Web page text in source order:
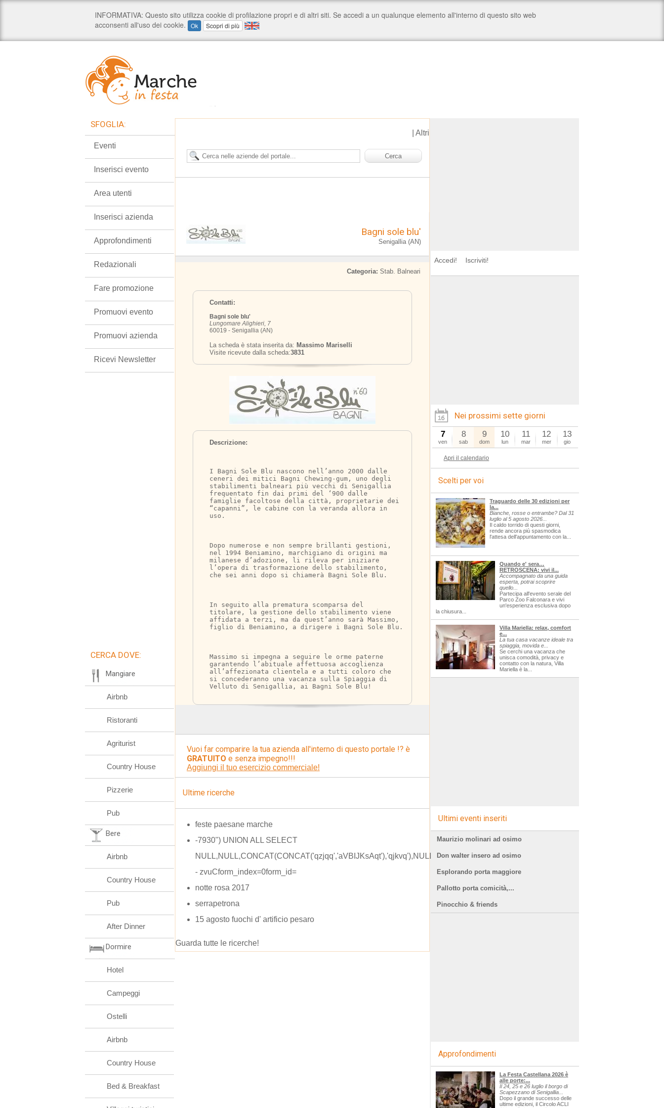
Altri
Bagni sole blu'
Senigallia (AN)
Categoria: Stab. Balneari
Contatti:
Bagni sole blu'
Lungomare Alighieri, 7
60019 - Senigallia (AN)
La scheda è stata inserita da: Massimo Mariselli
Visite ricevute dalla scheda:3831
Descrizione:
I Bagni Sole Blu nascono nell’anno 2000 dalle
ceneri dei mitici Bagni Chewing-gum, uno degli
stabilimenti balneari più vecchi di Senigallia
frequentato fin dai primi del ‘900 dalle
famiglie facoltose della città, proprietarie dei
“capanni”, le cabine con la veranda allora in
uso.
Dopo numerose e non sempre brillanti gestioni,
nel 1994 Beniamino, marchigiano di origini ma
milanese d’adozione, li rileva per iniziare
l’opera di trasformazione dello stabilimento,
che sei anni dopo si chiamerà Bagni Sole Blu.
In seguito alla prematura scomparsa del
titolare, la gestione dello stabilimento viene
affidata a terzi, ma da quest’anno sarà Massimo,
figlio di Beniamino, a dirigere i Bagni Sole Blu.
Massimo si impegna a seguire le orme paterne
garantendo l’abituale affettuosa accoglienza
all’affezionata clientela e a tutti coloro che
si concederanno una vacanza sulla Spiaggia di
Velluto di Senigallia, ai Bagni Sole Blu!
Vuoi far comparire la tua azienda all'interno di questo portale !? è
GRATUITO e senza impegno!!!
Aggiungi il tuo esercizio commerciale!
Ultime ricerche
feste paesane marche
-7930") UNION ALL SELECT
NULL,NULL,CONCAT(CONCAT('qzjqq','aVBIJKsAqt'),'qjkvq'),NULL,NULL,NULL,NULL-
- zvuCform_index=0form_id=
notte rosa 2017
serrapetrona
15 agosto fuochi d' artificio pesaro
Guarda tutte le ricerche!
SFOGLIA:
Eventi
Inserisci evento
Area utenti
Inserisci azienda
Approfondimenti
Redazionali
Fare promozione
Promuovi evento
Promuovi azienda
Ricevi Newsletter
CERCA DOVE:
Mangiare
Airbnb
Ristoranti
Agriturist
Country House
Pizzerie
Pub
Bere
Airbnb
Country House
Pub
After Dinner
Dormire
Hotel
Campeggi
Ostelli
Airbnb
Country House
Bed & Breakfast
Accedi! Iscriviti!
Nei prossimi sette giorni
7
ven
8
sab
9
dom
10
lun
11
mar
12
mer
13
gio
Apri il calendario
Scelti per voi
Traguardo delle 30 edizioni per
la...
Bianche, rosse o entrambe? Dal 31
luglio al 5 agosto 2026...
Il caldo torrido di questi giorni,
rende ancora più spasmodica
l'attesa dell'appuntamento con la...
Quando e' sera…
RETROSCENA: vivi il...
Accompagnato da una guida
esperta, potrai scoprire
quello...
Partecipa all'evento serale del
Parco Zoo Falconara e vivi
un'esperienza esclusiva dopo
la chiusura...
Villa Mariella: relax, comfort
e...
La tua casa vacanze ideale tra
spiaggia, movida e...
Se cerchi una vacanza che
unisca comodità, privacy e
contatto con la natura, Villa
Mariella è la...
Ultimi eventi inseriti
Maurizio molinari ad osimo
Don walter insero ad osimo
Esplorando porta maggiore
Pallotto porta comicità,...
Pinocchio & friends
Approfondimenti
La Festa Castellana 2026 è
alle porte:...
Il 24, 25 e 26 luglio il borgo di
Scapezzano di Senigallia...
Dopo il grande successo delle
ultime edizioni, il Circolo ACLI